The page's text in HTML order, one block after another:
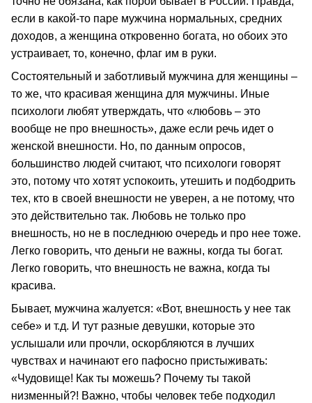
если в какой-то паре мужчина нормальных, средних
доходов, а женщина откровенно богата, но обоих это
устраивает, то, конечно, флаг им в руки.
Состоятельный и заботливый мужчина для женщины –
то же, что красивая женщина для мужчины. Иные
психологи любят утверждать, что «любовь – это
вообще не про внешность», даже если речь идет о
женской внешности. Но, по данным опросов,
большинство людей считают, что психологи говорят
это, потому что хотят успокоить, утешить и подбодрить
тех, кто в своей внешности не уверен, а не потому, что
это действительно так. Любовь не только про
внешность, но не в последнюю очередь и про нее тоже.
Легко говорить, что деньги не важны, когда ты богат.
Легко говорить, что внешность не важна, когда ты
красива.
Бывает, мужчина жалуется: «Вот, внешность у нее так
себе» и т.д. И тут разные девушки, которые это
услышали или прочли, оскорбляются в лучших
чувствах и начинают его пафосно пристыживать:
«Чудовище! Как ты можешь? Почему ты такой
низменный?! Важно, чтобы человек тебе подходил